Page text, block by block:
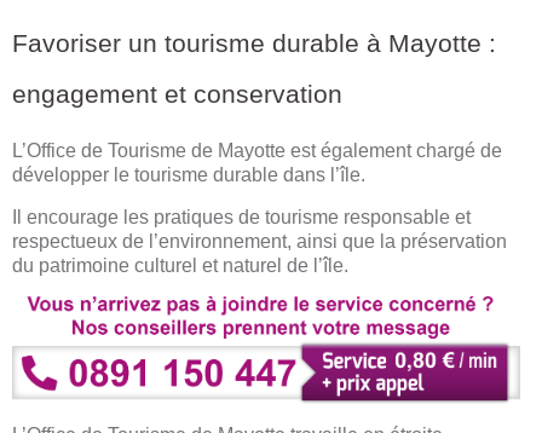
Favoriser un tourisme durable à Mayotte :
engagement et conservation
L’Office de Tourisme de Mayotte est également chargé de
développer le tourisme durable dans l’île.
Il encourage les pratiques de tourisme responsable et
respectueux de l’environnement, ainsi que la préservation
du patrimoine culturel et naturel de l’île.